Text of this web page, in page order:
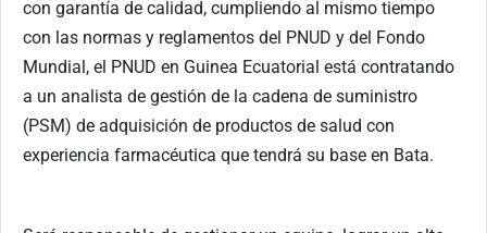
con garantía de calidad, cumpliendo al mismo tiempo
con las normas y reglamentos del PNUD y del Fondo
Mundial, el PNUD en Guinea Ecuatorial está contratando
a un analista de gestión de la cadena de suministro
(PSM) de adquisición de productos de salud con
experiencia farmacéutica que tendrá su base en Bata.